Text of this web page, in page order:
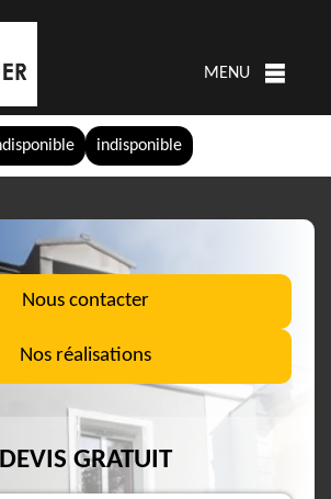
indisponible
MENU
Nous contacter
Nos réalisations
DEVIS GRATUIT